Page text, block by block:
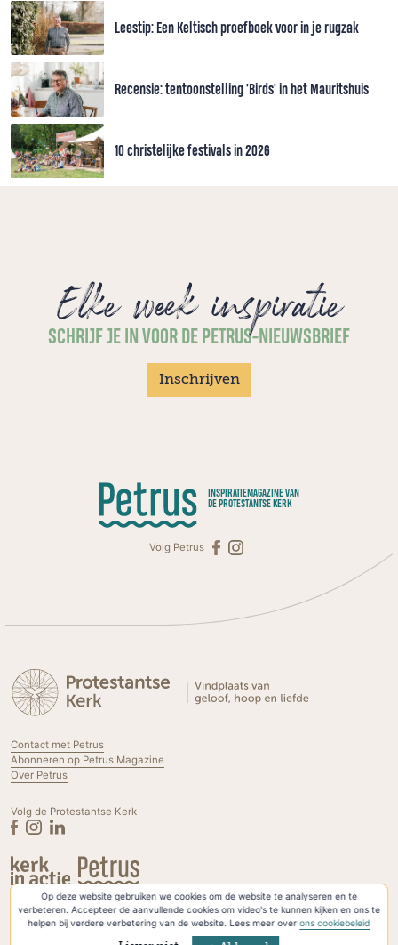
Op deze website gebruiken we cookies om de website te analyseren en te
verbeteren. Accepteer de aanvullende cookies om video's te kunnen kijken en ons te
helpen bij verdere verbetering van de website. Lees meer overons cookiebeleid
Leestip: Een Keltisch proefboek voor in je rugzak
Recensie: tentoonstelling 'Birds' in het Mauritshuis
10 christelijke festivals in 2026
Elke week inspiratie
SCHRIJF JE IN VOOR DE PETRUS-NIEUWSBRIEF
Inschrijven
INSPIRATIEMAGAZINE VAN
DE PROTESTANTSE KERK
Volg Petrus
Contact met Petrus
Abonneren op Petrus Magazine
Over Petrus
Volg de Protestantse Kerk
Privacyverklaring & Cookies